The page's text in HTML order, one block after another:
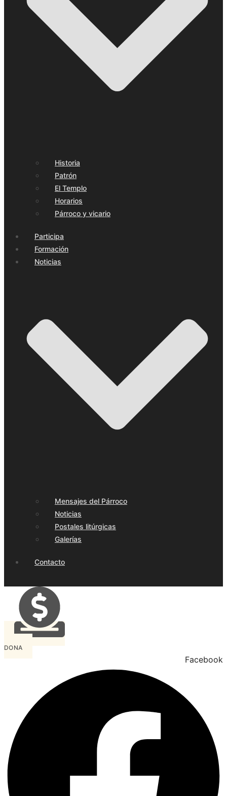
Historia
Patrón
El Templo
Horarios
Párroco y vicario
Participa
Formación
Noticias
Mensajes del Párroco
Noticias
Postales litúrgicas
Galerías
Contacto
DONA
Facebook